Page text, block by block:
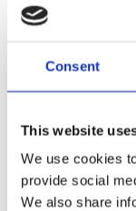
Consent
This website
We use cookies
provide social
We also share
Webbplats
webbläsare till
GDPR en
Det sjuka